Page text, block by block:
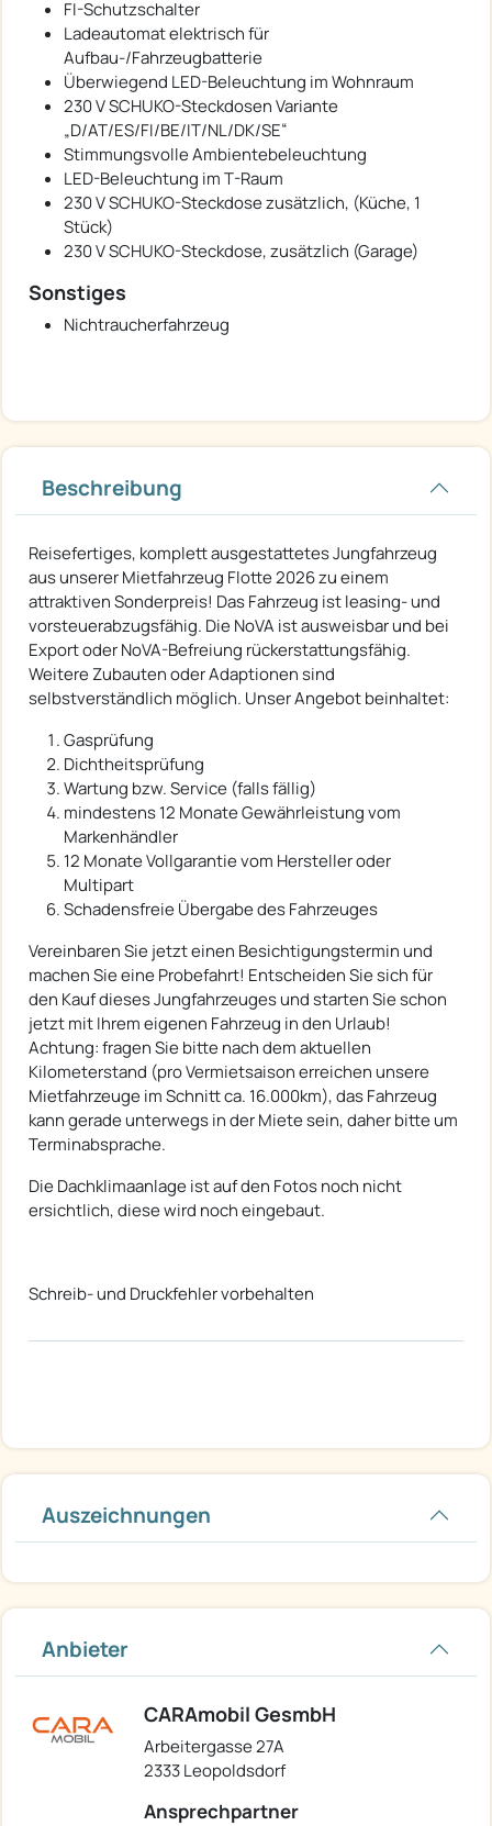
FI-Schutzschalter
Ladeautomat elektrisch für
Aufbau-/Fahrzeugbatterie
Überwiegend LED-Beleuchtung im Wohnraum
230 V SCHUKO-Steckdosen Variante
„D/AT/ES/FI/BE/IT/NL/DK/SE“
Stimmungsvolle Ambientebeleuchtung
LED-Beleuchtung im T-Raum
230 V SCHUKO-Steckdose zusätzlich, (Küche, 1
Stück)
230 V SCHUKO-Steckdose, zusätzlich (Garage)
Sonstiges
Nichtraucherfahrzeug
Beschreibung
Reisefertiges, komplett ausgestattetes Jungfahrzeug
aus unserer Mietfahrzeug Flotte 2026 zu einem
attraktiven Sonderpreis! Das Fahrzeug ist leasing- und
vorsteuerabzugsfähig. Die NoVA ist ausweisbar und bei
Export oder NoVA-Befreiung rückerstattungsfähig.
Weitere Zubauten oder Adaptionen sind
selbstverständlich möglich. Unser Angebot beinhaltet:
Gasprüfung
Dichtheitsprüfung
Wartung bzw. Service (falls fällig)
mindestens 12 Monate Gewährleistung vom
Markenhändler
12 Monate Vollgarantie vom Hersteller oder
Multipart
Schadensfreie Übergabe des Fahrzeuges
Vereinbaren Sie jetzt einen Besichtigungstermin und
machen Sie eine Probefahrt! Entscheiden Sie sich für
den Kauf dieses Jungfahrzeuges und starten Sie schon
jetzt mit Ihrem eigenen Fahrzeug in den Urlaub!
Achtung: fragen Sie bitte nach dem aktuellen
Kilometerstand (pro Vermietsaison erreichen unsere
Mietfahrzeuge im Schnitt ca. 16.000km), das Fahrzeug
kann gerade unterwegs in der Miete sein, daher bitte um
Terminabsprache.
Die Dachklimaanlage ist auf den Fotos noch nicht
ersichtlich, diese wird noch eingebaut.
Schreib- und Druckfehler vorbehalten
Auszeichnungen
Anbieter
CARAmobil GesmbH
Arbeitergasse 27A
2333 Leopoldsdorf
Ansprechpartner